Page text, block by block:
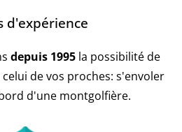
d'expérience
depuis 1995la possibilité de
de vos proches: s'envoler
d'une montgolfière.